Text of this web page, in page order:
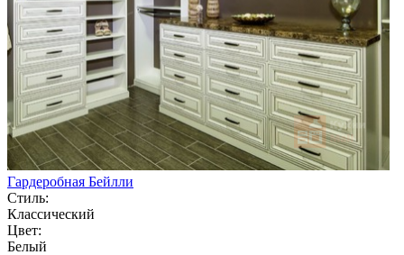
Гардеробная Бейлли
Стиль:
Классический
Цвет:
Белый